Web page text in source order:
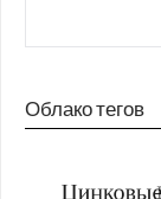
Облако тегов